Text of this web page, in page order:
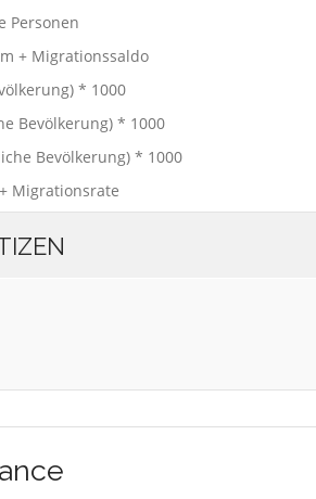
Personen
+ Migrationssaldo
* 1000
Bevölkerung) * 1000
Bevölkerung) * 1000
Migrationsrate